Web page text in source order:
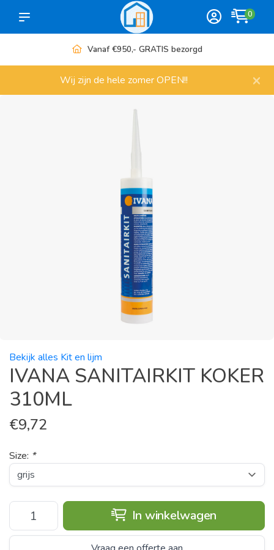
0
Wij zijn de hele zomer OPEN!! ×
Bekijk alles Kit en lijm
IVANA SANITAIRKIT KOKER
310ML
€9,72
Size: *
In winkelwagen